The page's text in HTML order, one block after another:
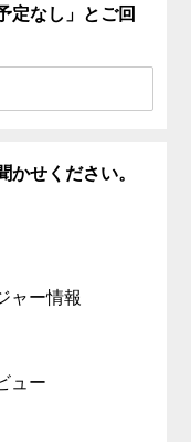
定なし」とご回
かせください。
ャー情報
ュー